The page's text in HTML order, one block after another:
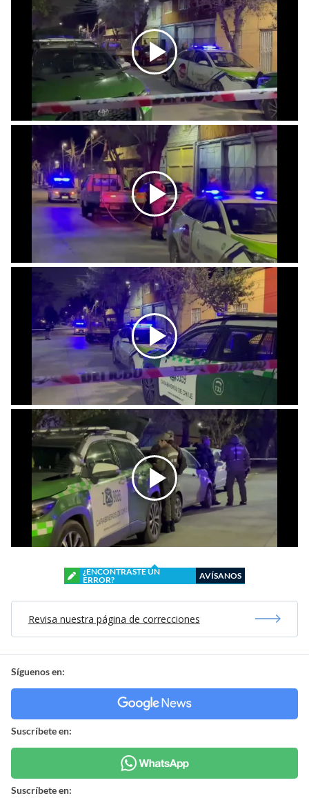
¿ENCONTRASTE UN
ERROR?
AVÍSANOS
Revisa nuestra página de correcciones
Síguenos en:
Suscríbete en:
Suscríbete en: